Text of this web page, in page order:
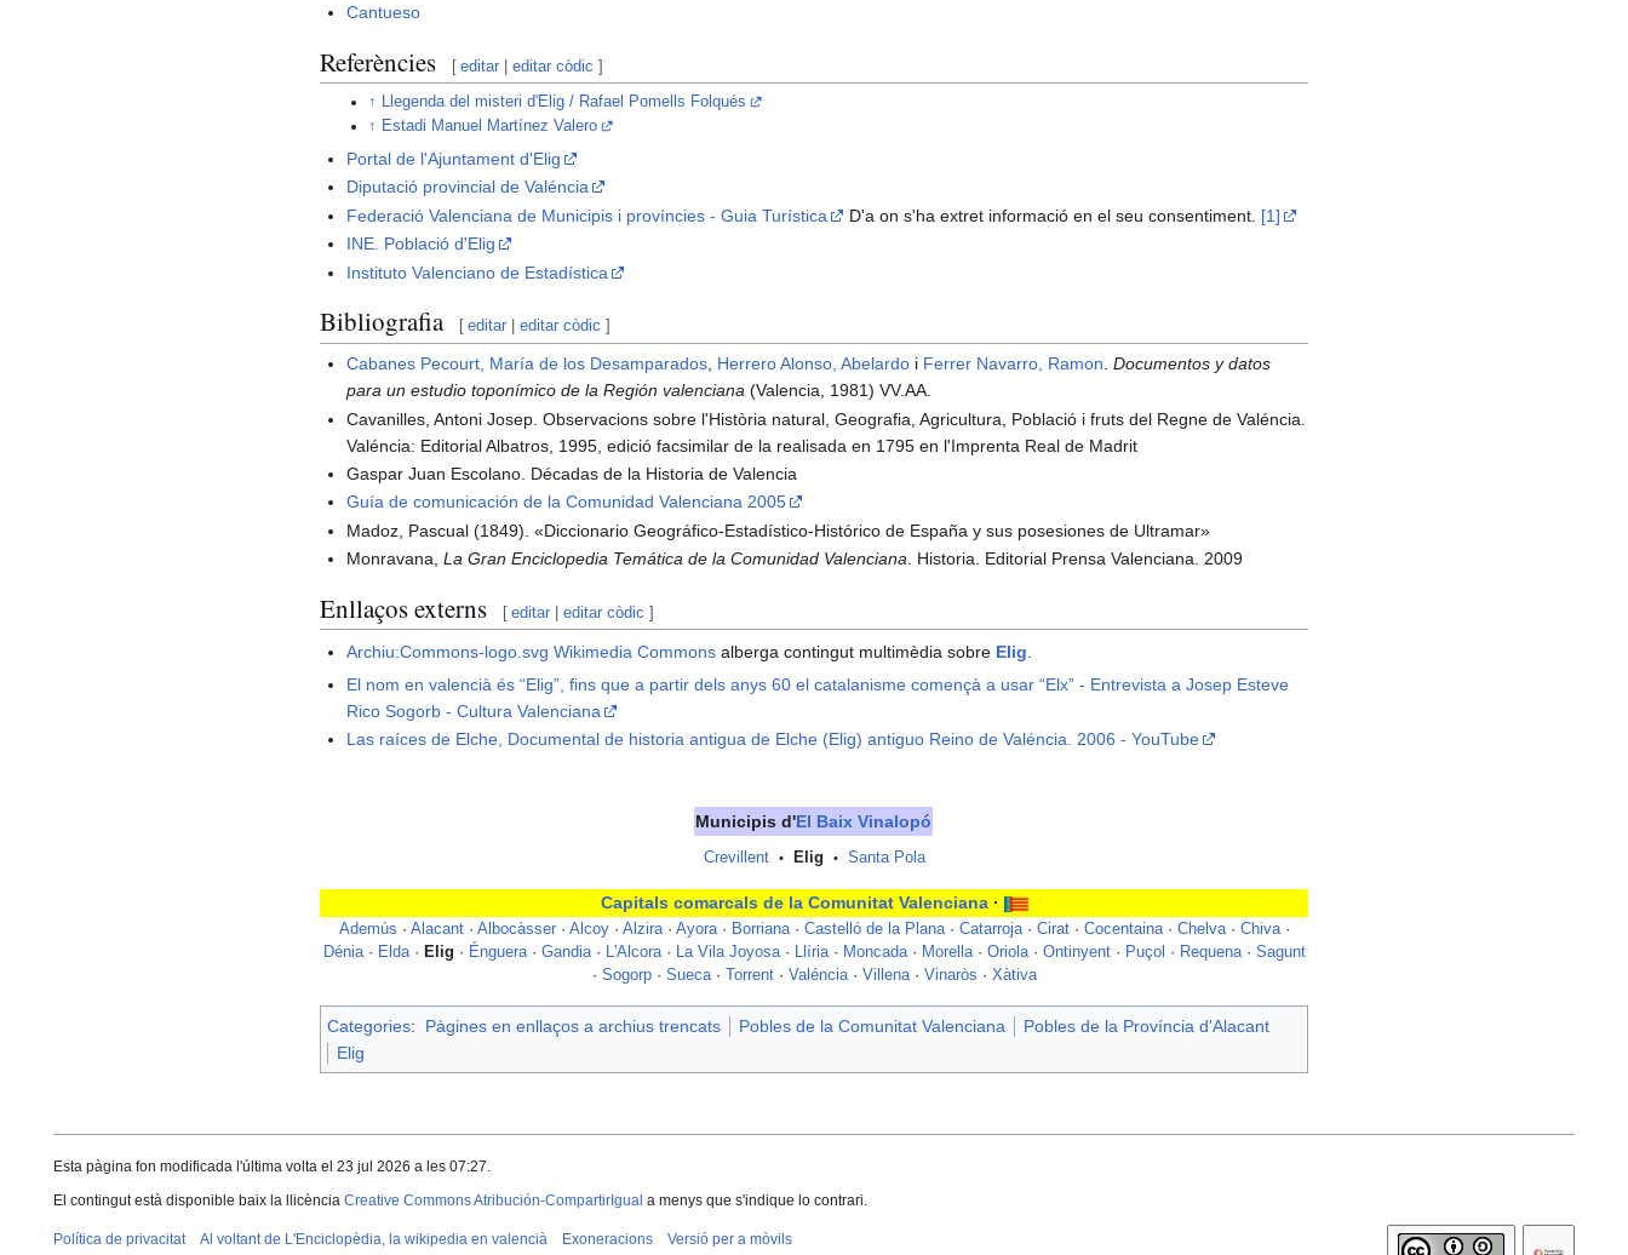
Cantueso
Referències [ editar |editar còdic ]
↑
Llegenda del misteri d'Elig / Rafael Pomells Folqués
↑ Estadi Manuel Martínez Valero
Portal de l'Ajuntament d'Elig
Diputació provincial de Valéncia
Federació Valenciana de Municipis i províncies - Guia Turística
D'a on s'ha extret informació en el seu consentiment. [1]
INE. Població d'Elig
Instituto Valenciano de Estadística
Bibliografia [ editar |editar còdic ]
Cabanes Pecourt, María de los Desamparados, Herrero Alonso, Abelardo i Ferrer Navarro, Ramon.Documentos y datos
para un estudio toponímico de la Región valenciana (Valencia, 1981) VV.AA.
Cavanilles, Antoni Josep. Observacions sobre l'Història natural, Geografia, Agricultura, Població i fruts del Regne de Valéncia.
Valéncia: Editorial Albatros, 1995, edició facsimilar de la realisada en 1795 en l'Imprenta Real de Madrit
Gaspar Juan Escolano. Décadas de la Historia de Valencia
Guía de comunicación de la Comunidad Valenciana 2005
Madoz, Pascual (1849). «Diccionario Geográfico-Estadístico-Histórico de España y sus posesiones de Ultramar»
Monravana,La Gran Enciclopedia Temática de la Comunidad Valenciana . Historia. Editorial Prensa Valenciana. 2009
Enllaços externs [ editar |editar còdic ]
Archiu:Commons-logo.svg Wikimedia Commons alberga contingut multimèdia sobre Elig.
El nom en valencià és “Elig”, fins que a partir dels anys 60 el catalanisme començà a usar “Elx” - Entrevista a Josep Esteve
Rico Sogorb - Cultura Valenciana
Las raíces de Elche, Documental de historia antigua de Elche (Elig) antiguo Reino de Valéncia. 2006 - YouTube
Municipis d'El Baix Vinalopó
Crevillent • Elig • Santa Pola
Capitals comarcals de la Comunitat Valenciana·
Ademús · Alacant· Albocàsser· Alcoy· Alzira· Ayora· Borriana· Castelló de la Plana· Catarroja· Cirat· Cocentaina· Chelva· Chiva·
Dénia· Elda· Elig · Énguera· Gandia· L'Alcora· La Vila Joyosa· Llíria· Moncada· Morella· Oriola· Ontinyent· Puçol · Requena· Sagunt
· Sogorp· Sueca· Torrent· Valéncia· Villena· Vinaròs · Xàtiva
Categories: Pàgines en enllaços a archius trencats Pobles de la Comunitat Valenciana
Pobles de la Província d'Alacant
Elig
Esta pàgina fon modificada l'última volta el 23 jul 2026 a les 07:27.
El contingut està disponible baix la llicència Creative Commons Atribución-CompartirIgual a menys que s'indique lo contrari.
Política de privacitat Al voltant de L'Enciclopèdia, la wikipedia en valencià Exoneracions Versió per a mòvils